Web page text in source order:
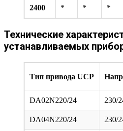
2400 * * *
Технические
устанавливаемых
Тип привода UCP
DA02N220/24 230/
DA04N220/24 230/